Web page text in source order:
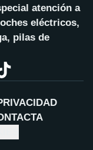
atención a
eléctricos,
pilas de